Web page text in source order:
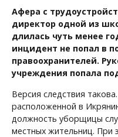
Афера с
директор одной из
длилась чуть менее
инцидент не попал в
правоохранителей.
учреждения попала
Версия следствия
расположенной в
должность уборщицы
местных жительниц. При